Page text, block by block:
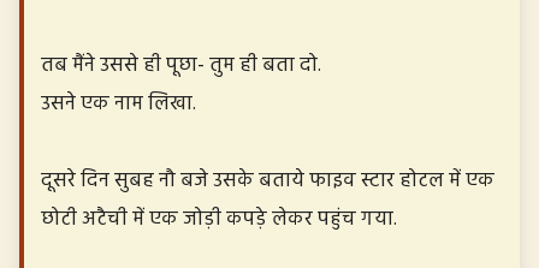
तब मैंने उससे ही पूछा- तुम ही बता दो.
उसने एक नाम लिखा.
दूसरे दिन सुबह नौ बजे उसके बताये फाइव स्टार होटल में एक
छोटी अटैची में एक जोड़ी कपड़े लेकर पहुंच गया.